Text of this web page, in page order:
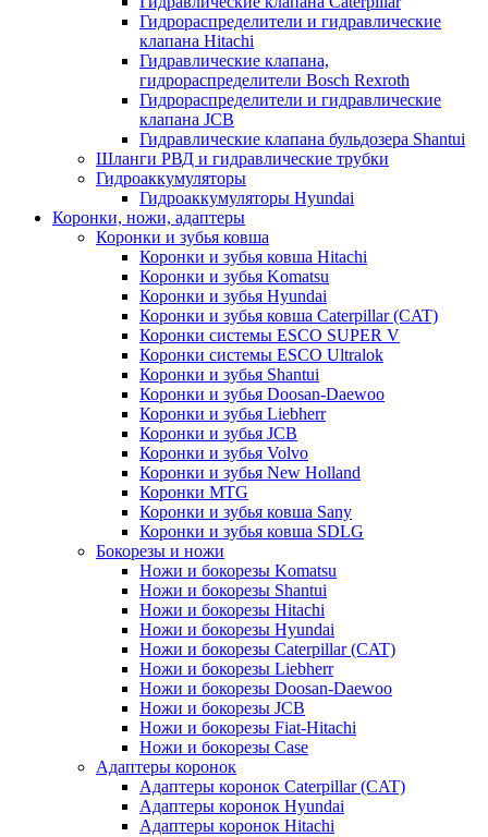
Гидрораспределители и гидравлические
клапана Hitachi
Гидравлические клапана,
гидрораспределители Bosch Rexroth
Гидрораспределители и гидравлические
клапана JCB
Гидравлические клапана бульдозера Shantui
Шланги РВД и гидравлические трубки
Гидроаккумуляторы
Гидроаккумуляторы Hyundai
Коронки, ножи, адаптеры
Коронки и зубья ковша
Коронки и зубья ковша Hitachi
Коронки и зубья Komatsu
Коронки и зубья Hyundai
Коронки и зубья ковша Caterpillar (CAT)
Коронки системы ESCO SUPER V
Коронки системы ESCO Ultralok
Коронки и зубья Shantui
Коронки и зубья Doosan-Daewoo
Коронки и зубья Liebherr
Коронки и зубья JCB
Коронки и зубья Volvo
Коронки и зубья New Holland
Коронки MTG
Коронки и зубья ковша Sany
Коронки и зубья ковша SDLG
Бокорезы и ножи
Ножи и бокорезы Komatsu
Ножи и бокорезы Shantui
Ножи и бокорезы Hitachi
Ножи и бокорезы Hyundai
Ножи и бокорезы Caterpillar (CAT)
Ножи и бокорезы Liebherr
Ножи и бокорезы Doosan-Daewoo
Ножи и бокорезы JCB
Ножи и бокорезы Fiat-Hitachi
Ножи и бокорезы Case
Адаптеры коронок
Адаптеры коронок Caterpillar (CAT)
Адаптеры коронок Hyundai
Адаптеры коронок Hitachi